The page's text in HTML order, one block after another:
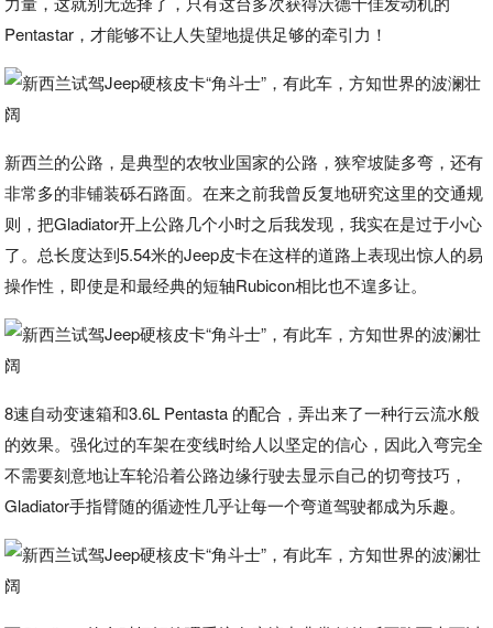
Pentastar，才能够不让人失望地提供足够的牵引力！
新西兰的公路，是典型的农牧业国家的公路，狭窄坡陡多弯，还有
非常多的非铺装砾石路面。在来之前我曾反复地研究这里的交通规
则，把Gladiator开上公路几个小时之后我发现，我实在是过于小心
了。总长度达到5.54米的Jeep皮卡在这样的道路上表现出惊人的易
操作性，即使是和最经典的短轴Rubicon相比也不遑多让。
8速自动变速箱和3.6L Pentasta 的配合，弄出来了一种行云流水般
的效果。强化过的车架在变线时给人以坚定的信心，因此入弯完全
不需要刻意地让车轮沿着公路边缘行驶去显示自己的切弯技巧，
Gladiator手指臂随的循迹性几乎让每一个弯道驾驶都成为乐趣。